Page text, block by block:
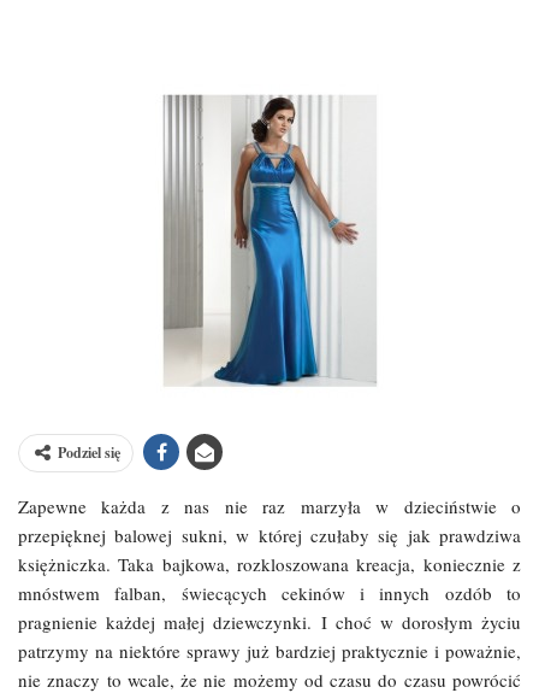
Podziel się
Zapewne każda z nas nie raz marzyła w dzieciństwie o
przepięknej balowej sukni, w której czułaby się jak prawdziwa
księżniczka. Taka bajkowa, rozkloszowana kreacja, koniecznie z
mnóstwem falban, świecących cekinów i innych ozdób to
pragnienie każdej małej dziewczynki. I choć w dorosłym życiu
patrzymy na niektóre sprawy już bardziej praktycznie i poważnie,
nie znaczy to wcale, że nie możemy od czasu do czasu powrócić